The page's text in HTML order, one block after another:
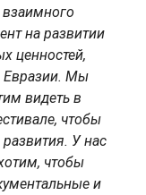
на развитии
ценностей,
Евразии. Мы
видеть в
чтобы
У нас
чтобы
и